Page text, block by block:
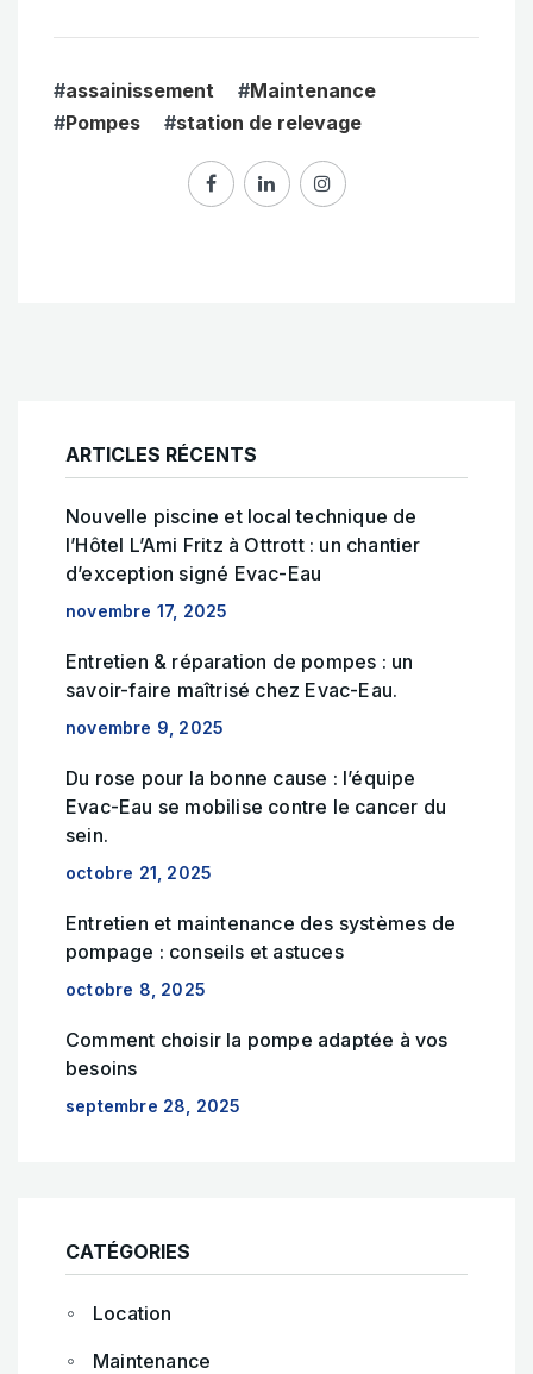
#assainissement #Maintenance
#Pompes #station de relevage
ARTICLES RÉCENTS
Nouvelle piscine et local technique de
l’Hôtel L’Ami Fritz à Ottrott : un chantier
d’exception signé Evac-Eau
novembre 17, 2025
Entretien & réparation de pompes : un
savoir-faire maîtrisé chez Evac-Eau.
novembre 9, 2025
Du rose pour la bonne cause : l’équipe
Evac-Eau se mobilise contre le cancer du
sein.
octobre 21, 2025
Entretien et maintenance des systèmes de
pompage : conseils et astuces
octobre 8, 2025
Comment choisir la pompe adaptée à vos
besoins
septembre 28, 2025
CATÉGORIES
Location
Maintenance